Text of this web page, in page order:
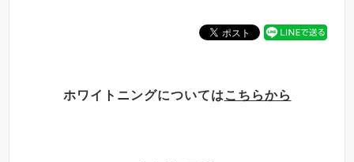
ホワイトニングについてはこちらから